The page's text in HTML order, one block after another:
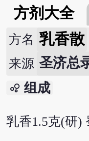
方剂大全
方名 乳香散
来源 圣济总
bubble_chart 组成
乳香1.5克(研)